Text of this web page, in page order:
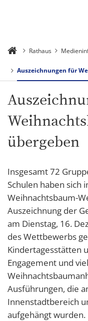
Rathaus
Auszeichnungen für
übergeben
Insgesamt 72
Schulen haben sich
Weihnachtsbaum-
Auszeichnung der
am Dienstag, 16.
des Wettbewerbs
Kindertagesstätten
Engagement und
Ausführungen, die
Innenstadtbereich
aufgehängt wurden.